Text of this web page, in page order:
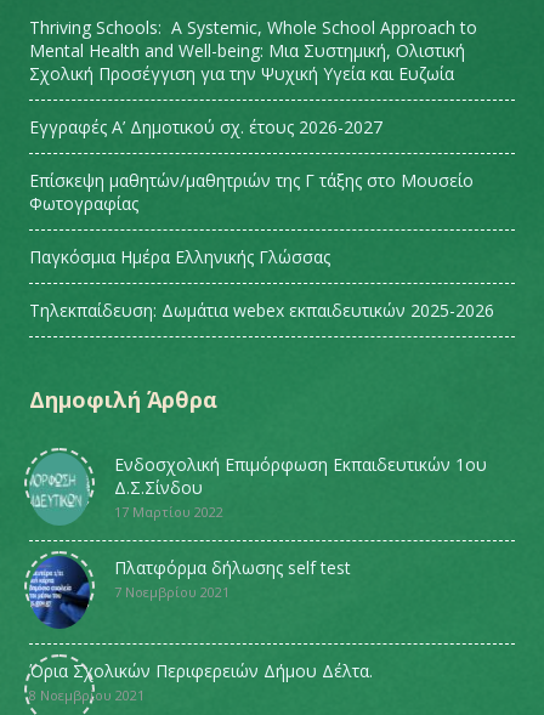
Thriving Schools: A Systemic, Whole School Approach to
Mental Health and Well-being: Μια Συστημική, Ολιστική
Σχολική Προσέγγιση για την Ψυχική Υγεία και Ευζωία
Εγγραφές Α’ Δημοτικού σχ. έτους 2026-2027
Επίσκεψη μαθητών/μαθητριών της Γ τάξης στο Μουσείο
Φωτογραφίας
Παγκόσμια Ημέρα Ελληνικής Γλώσσας
Τηλεκπαίδευση: Δωμάτια webex εκπαιδευτικών 2025-2026
Δημοφιλή Άρθρα
Ενδοσχολική Επιμόρφωση Εκπαιδευτικών 1ου
Δ.Σ.Σίνδου
17 Μαρτίου 2022
Πλατφόρμα δήλωσης self test
7 Νοεμβρίου 2021
Όρια Σχολικών Περιφερειών Δήμου Δέλτα.
8 Νοεμβρίου 2021